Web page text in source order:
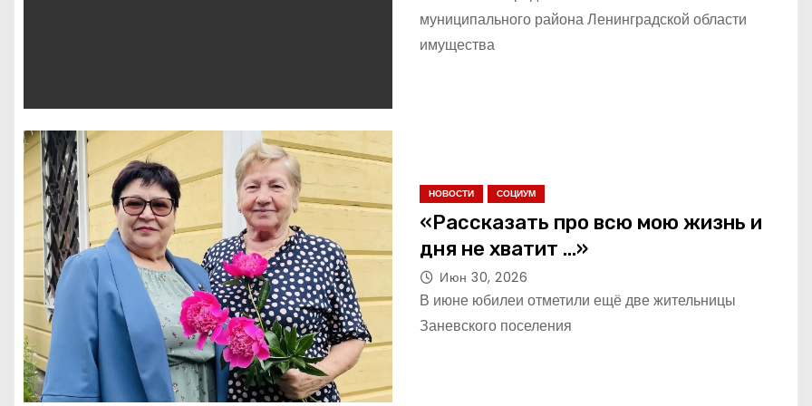
муниципального района Ленинградской области
имущества
НОВОСТИ СОЦИУМ
«Рассказать про всю мою жизнь и
дня не хватит …»
Июн 30, 2026
В июне юбилеи отметили ещё две жительницы
Заневского поселения